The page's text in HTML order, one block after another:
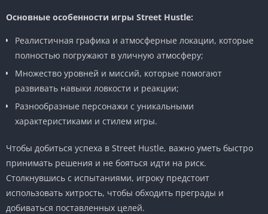
Основные особенности игры Street Hustle:
Реалистичная графика и атмосферные локации, которые
полностью погружают в уличную атмосферу;
Множество уровней и миссий, которые помогают
развивать навыки ловкости и реакции;
Разнообразные персонажи с уникальными
характеристиками и стилем игры.
Чтобы добиться успеха в Street Hustle, важно уметь быстро
принимать решения и не бояться идти на риск.
Столкнувшись с испытаниями, игроку предстоит
использовать хитрость, чтобы обходить преграды и
добиваться поставленных целей.